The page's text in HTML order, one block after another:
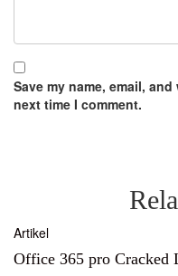
Save my name, email,
next time I comment.
Artikel
Office 365 pro Cracked